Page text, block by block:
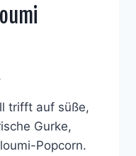
trifft auf süße,
Gurke,
Popcorn.